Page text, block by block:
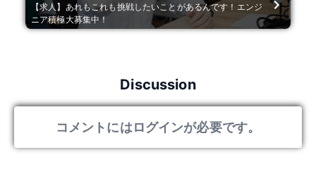
【求人】あれもこれも挑戦したいことがあるんです！エンジ
ニア積極大募集中！
Discussion
コメントにはログインが必要です。